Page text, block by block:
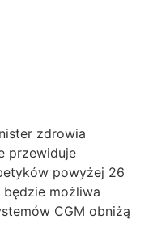
zdrowia
przewiduje
powyżej 26
będzie możliwa
CGM obniżą